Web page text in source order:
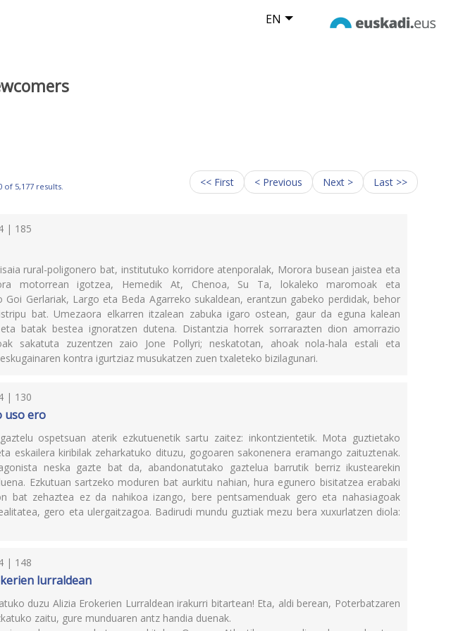
EN
of 5,177 results. << First < Previous Next > Last >>
| 185
rural-poligonero bat, institutuko korridore atenporalak, Morora busean jaistea eta
motorrean igotzea, Hemedik At, Chenoa, Su Ta, lokaleko maromoak eta
Goi Gerlariak, Largo eta Beda Agarreko sukaldean, erantzun gabeko perdidak, behor
bat. Umezaora elkarren itzalean zabuka igaro ostean, gaur da eguna kalean
batak bestea ignoratzen dutena. Distantzia horrek sorrarazten dion amorrazio
sakatuta zuzentzen zaio Jone Pollyri; neskatotan, ahoak nola-hala estali eta
kontra igurtziaz musukatzen zuen txaleteko bizilagunari.
| 130
uso ero
ospetsuan aterik ezkutuenetik sartu zaitez: inkontzientetik. Mota guztietako
eskailera kiribilak zeharkatuko dituzu, gogoaren sakonenera eramango zaituztenak.
neska gazte bat da, abandonatutako gaztelua barrutik berriz ikustearekin
Ezkutuan sartzeko moduren bat aurkitu nahian, hura egunero bisitatzea erabaki
bat zehaztea ez da nahikoa izango, bere pentsamenduak gero eta nahasiagoak
gero eta ulergaitzagoa. Badirudi mundu guztiak mezu bera xuxurlatzen diola:
| 148
lurraldean
duzu Alizia Erokerien Lurraldean irakurri bitartean! Eta, aldi berean, Poterbatzaren
zaitu, gure munduaren antz handia duenak.